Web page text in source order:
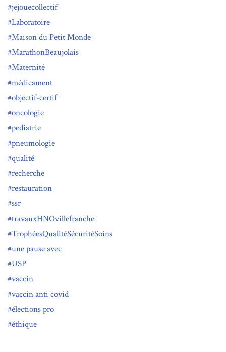
jejouecollectif
Laboratoire
Maison du Petit Monde
MarathonBeaujolais
Maternité
médicament
objectif-certif
oncologie
pediatrie
pneumologie
qualité
recherche
restauration
ssr
travauxHNOvillefranche
TrophéesQualitéSécuritéSoins
une pause avec
USP
vaccin
vaccin anti covid
élections pro
éthique